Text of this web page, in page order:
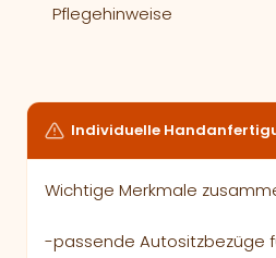
Pflegehinweise
Individuelle
Wichtige Merkmale
-passende Autositzbezüge